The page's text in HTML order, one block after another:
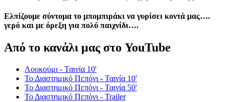
Ελπίζουμε σύντομα το μπομπιράκι να γυρίσει κοντά μας….
γερό και με όρεξη για πολύ παιχνίδι….
Από το κανάλι μας στο YouTube
Λουκούμι - Ταινία 10'
Το Διαστημικό Πεπόνι - Ταινία 10'
Το Διαστημικό Πεπόνι - Ταινία 50'
Το Διαστημικό Πεπόνι - Trailer